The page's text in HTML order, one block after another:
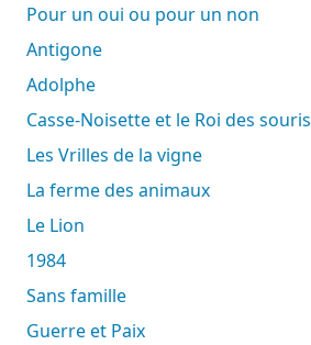
Pour un oui ou pour un non
Antigone
Adolphe
Casse-Noisette et le Roi des souris
Les Vrilles de la vigne
La ferme des animaux
Le Lion
1984
Sans famille
Guerre et Paix